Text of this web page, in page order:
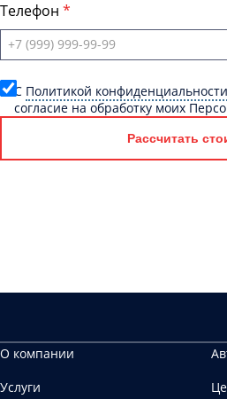
Телефон
C Политикой конфиденциальности
согласие на обработку моих
Рассчитать
О компании
Услуги